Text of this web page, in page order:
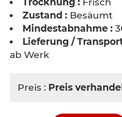
Zustand : Besäumt
Mindestabnahme :
Lieferung /
ab Werk
Preis : Preis